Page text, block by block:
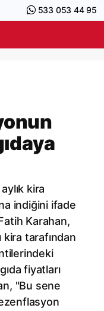
533 053 44 95
kira
indiğini ifade
Karahan,
kira tarafından
fiyatları
"Bu sene